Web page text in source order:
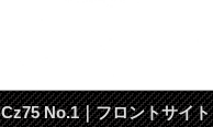
Cz75 No.1｜フロントサイト